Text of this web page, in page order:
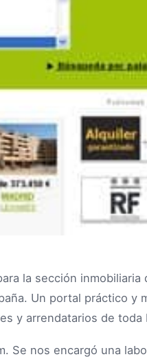
la sección inmobiliaria
Un portal práctico y
y arrendatarios de toda
Se nos encargó una